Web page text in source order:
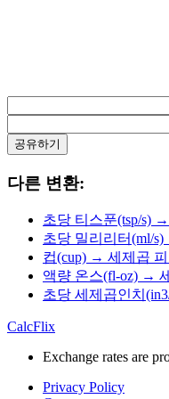
공유하기
다른 변환:
초당 티스푼(tsp/s)
초당 밀리리터(ml/
컵(cup) → 세제곱
액량 온스(fl-oz) →
초당 세제곱인치
CalcFlix
Exchange rates are
Privacy Policy